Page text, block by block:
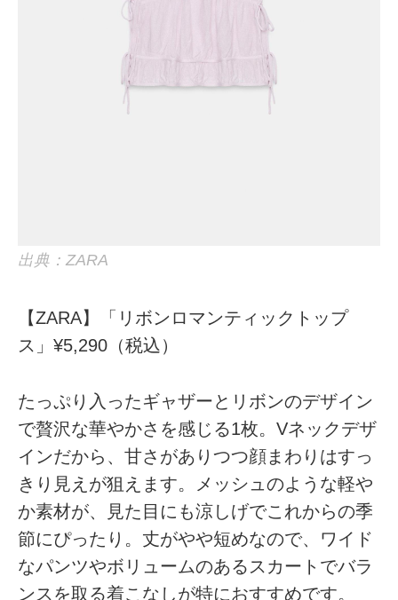
出典：ZARA
【ZARA】「リボンロマンティックトップ
ス」¥5,290（税込）
たっぷり入ったギャザーとリボンのデザイン
で贅沢な華やかさを感じる1枚。Vネックデザ
インだから、甘さがありつつ顔まわりはすっ
きり見えが狙えます。メッシュのような軽や
か素材が、見た目にも涼しげでこれからの季
節にぴったり。丈がやや短めなので、ワイド
なパンツやボリュームのあるスカートでバラ
ンスを取る着こなしが特におすすめです。